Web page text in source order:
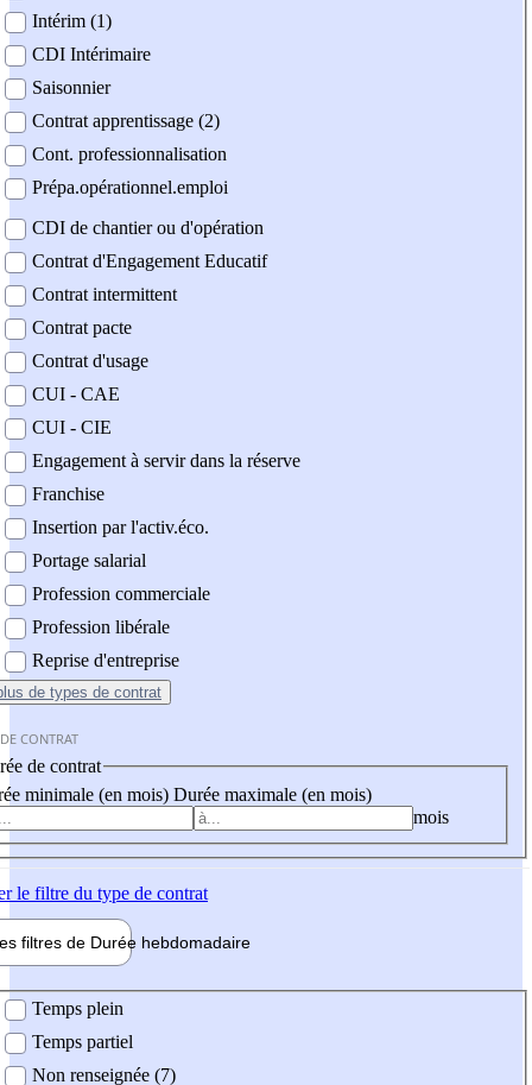
Intérim (1)
CDI Intérimaire
Saisonnier
Contrat apprentissage (2)
Cont. professionnalisation
Prépa.opérationnel.emploi
CDI de chantier ou d'opération
Contrat d'Engagement Educatif
Contrat intermittent
Contrat pacte
Contrat d'usage
CUI - CAE
CUI - CIE
Engagement à servir dans la réserve
Franchise
Insertion par l'activ.éco.
Portage salarial
Profession commerciale
Profession libérale
Reprise d'entreprise
de types de contrat
CONTRAT
de contrat
minimale (en mois) Durée maximale (en mois)
mois
le filtre du type de contrat
filtres de Durée hebdomadaire
Temps plein
Temps partiel
Non renseignée (7)